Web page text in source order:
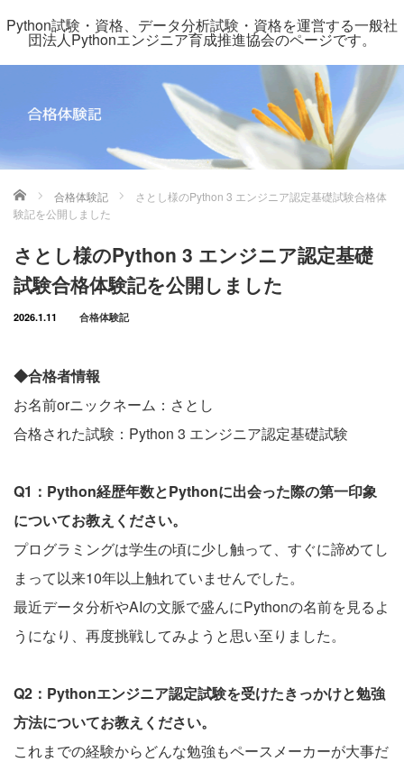
Python試験・資格、データ分析試験・資格を運営する一般社
団法人Pythonエンジニア育成推進協会のページです。
ホーム 合格体験記
さとし様のPython 3 エンジニア認定基礎試験合格体
験記を公開しました
さとし様のPython 3 エンジニア認定基礎
試験合格体験記を公開しました
2026.1.11 合格体験記
◆合格者情報
お名前orニックネーム：さとし
合格された試験：Python 3 エンジニア認定基礎試験
Q1：Python経歴年数とPythonに出会った際の第一印象
についてお教えください。
プログラミングは学生の頃に少し触って、すぐに諦めてし
まって以来10年以上触れていませんでした。
最近データ分析やAIの文脈で盛んにPythonの名前を見るよ
うになり、再度挑戦してみようと思い至りました。
Q2：Pythonエンジニア認定試験を受けたきっかけと勉強
方法についてお教えください。
これまでの経験からどんな勉強もペースメーカーが大事だ